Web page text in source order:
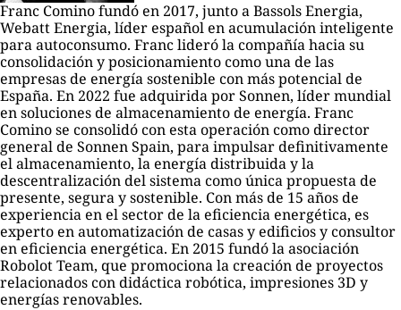
Franc Comino fundó en 2017, junto a Bassols Energia,
Webatt Energia, líder español en acumulación inteligente
para autoconsumo. Franc lideró la compañía hacia su
consolidación y posicionamiento como una de las
empresas de energía sostenible con más potencial de
España. En 2022 fue adquirida por Sonnen, líder mundial
en soluciones de almacenamiento de energía. Franc
Comino se consolidó con esta operación como director
general de Sonnen Spain, para impulsar definitivamente
el almacenamiento, la energía distribuida y la
descentralización del sistema como única propuesta de
presente, segura y sostenible. Con más de 15 años de
experiencia en el sector de la eficiencia energética, es
experto en automatización de casas y edificios y consultor
en eficiencia energética. En 2015 fundó la asociación
Robolot Team, que promociona la creación de proyectos
relacionados con didáctica robótica, impresiones 3D y
energías renovables.